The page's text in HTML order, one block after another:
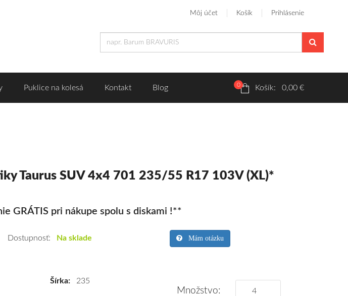
Môj účet Košík Prihlásenie
Puklice na kolesá Kontakt Blog 0 Košík: 0,00 €
Taurus SUV 4x4 701 235/55 R17 103V (XL)*
GRÁTIS pri nákupe spolu s diskami !**
Dostupnosť: Na sklade Mám otázku
Šírka:235
Množstvo: